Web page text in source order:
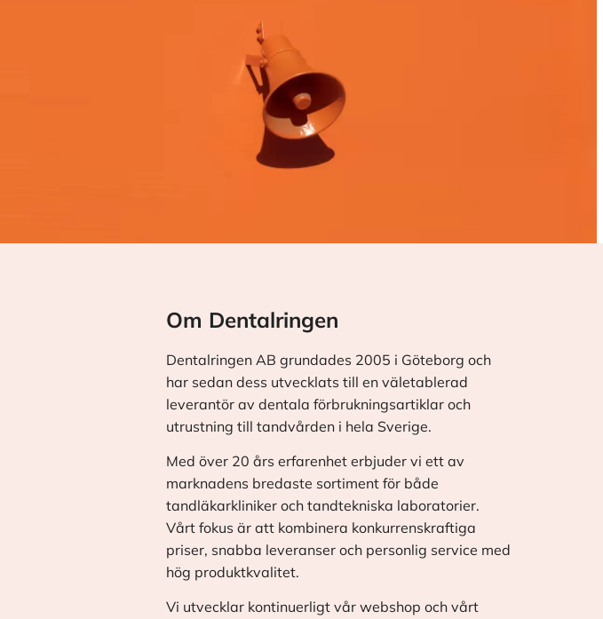
Om Dentalringen
Dentalringen AB grundades 2005 i Göteborg och
har sedan dess utvecklats till en väletablerad
leverantör av dentala förbrukningsartiklar och
utrustning till tandvården i hela Sverige.
Med över 20 års erfarenhet erbjuder vi ett av
marknadens bredaste sortiment för både
tandläkarkliniker och tandtekniska laboratorier.
Vårt fokus är att kombinera konkurrenskraftiga
priser, snabba leveranser och personlig service med
hög produktkvalitet.
Vi utvecklar kontinuerligt vår webshop och vårt